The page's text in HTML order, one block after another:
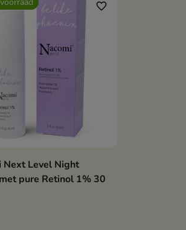
Bekijk details
favorite_border
Next Level Night
pure Retinol 1% 30